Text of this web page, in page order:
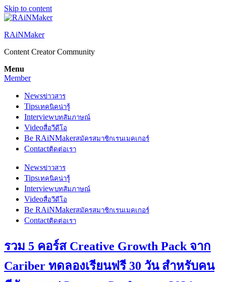
Skip to content
RAiNMaker
Content Creator Community
Menu
Member
Newsข่าวสาร
Tipsเทคนิคน่ารู้
Interviewบทสัมภาษณ์
Videoสื่อวีดีโอ
Be RAiNMakerสมัครสมาชิกเรนเมคเกอร์
Contactติดต่อเรา
Newsข่าวสาร
Tipsเทคนิคน่ารู้
Interviewบทสัมภาษณ์
Videoสื่อวีดีโอ
Be RAiNMakerสมัครสมาชิกเรนเมคเกอร์
Contactติดต่อเรา
รวม 5 คอร์ส Creative Growth Pack จาก
Cariber ทดลองเรียนฟรี 30 วัน สำหรับคน